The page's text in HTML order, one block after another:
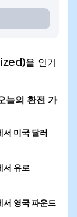
을 인기
늘의 환전 가
미국 달러
유로
영국 파운드